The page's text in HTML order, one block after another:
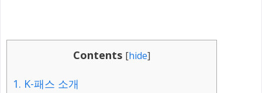
Contents [hide]
1. K-패스 소개